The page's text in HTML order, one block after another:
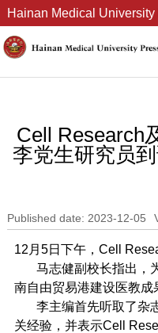
Hainan Medical University
Cell Research
李党生研究员
Published date: 2023-12-05
12月5日下午，Cell
马志健副校长指出，为
南自由贸易港建设医教成
李主编首先听取了杂志
关经验，并表示Cell